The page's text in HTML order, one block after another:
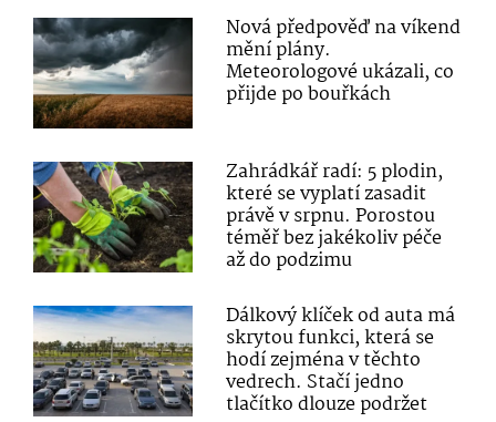
Nová předpověď na víkend
mění plány.
Meteorologové ukázali, co
přijde po bouřkách
Zahrádkář radí: 5 plodin,
které se vyplatí zasadit
právě v srpnu. Porostou
téměř bez jakékoliv péče
až do podzimu
Dálkový klíček od auta má
skrytou funkci, která se
hodí zejména v těchto
vedrech. Stačí jedno
tlačítko dlouze podržet